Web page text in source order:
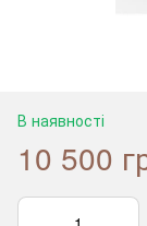
В наявності
10 500